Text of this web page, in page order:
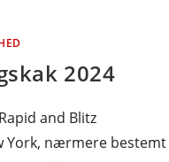
2024
and Blitz
York, nærmere bestemt